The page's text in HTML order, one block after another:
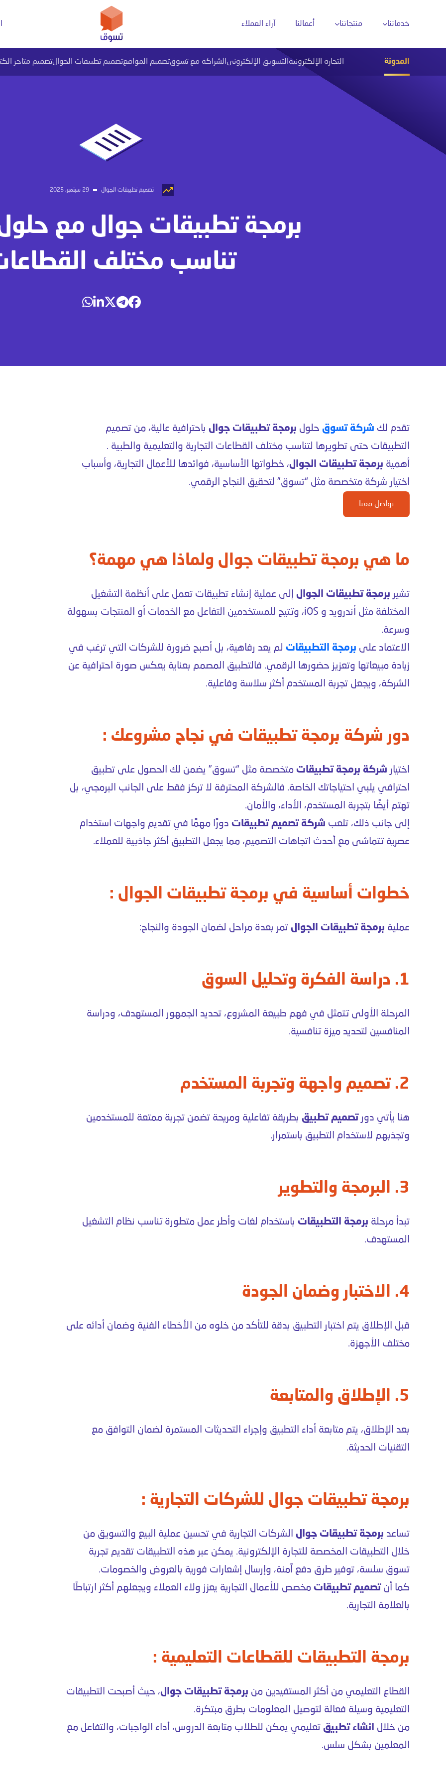
خدماتنا
خرائط جوجل
منتجاتنا أعمالنا آراء العملاء
المدونة التجارة الإلكترونية التسويق الإلكتروني الشراكة مع تسوقتصميم المواقعتصميم تطبيقات الجوالتصميم متاجر
تصميم تطبيقات الجوال 29 سبتمبر، 2025
برمجة تطبيقات جوال مع
تناسب مختلف
تقدم لك شركة تسوق حلول برمجة تطبيقات جوال باحترافية عالية، من تصميم
التطبيقات حتى تطويرها لتناسب مختلف القطاعات التجارية والتعليمية والطبية .
أهمية برمجة تطبيقات الجوال، خطواتها الأساسية، فوائدها للأعمال التجارية، وأسباب
اختيار شركة متخصصة مثل “تسوق” لتحقيق النجاح الرقمي.
تواصل معنا
ما هي برمجة تطبيقات جوال ولماذا هي مهمة؟
تشير برمجة تطبيقات الجوال إلى عملية إنشاء تطبيقات تعمل على أنظمة التشغيل
المختلفة مثل أندرويد و iOS، وتتيح للمستخدمين التفاعل مع الخدمات أو المنتجات بسهولة
وسرعة.
الاعتماد على برمجة التطبيقات لم يعد رفاهية، بل أصبح ضرورة للشركات التي ترغب في
زيادة مبيعاتها وتعزيز حضورها الرقمي. فالتطبيق المصمم بعناية يعكس صورة احترافية عن
الشركة، ويجعل تجربة المستخدم أكثر سلاسة وفاعلية.
دور شركة برمجة تطبيقات في نجاح مشروعك :
اختيار شركة برمجة تطبيقات متخصصة مثل “تسوق” يضمن لك الحصول على تطبيق
احترافي يلبي احتياجاتك الخاصة. فالشركة المحترفة لا تركز فقط على الجانب البرمجي، بل
تهتم أيضًا بتجربة المستخدم، الأداء، والأمان.
إلى جانب ذلك، تلعب شركة تصميم تطبيقات دورًا مهمًا في تقديم واجهات استخدام
عصرية تتماشى مع أحدث اتجاهات التصميم، مما يجعل التطبيق أكثر جاذبية للعملاء.
خطوات أساسية في برمجة تطبيقات الجوال :
عملية برمجة تطبيقات الجوال تمر بعدة مراحل لضمان الجودة والنجاح:
1. دراسة الفكرة وتحليل السوق
المرحلة الأولى تتمثل في فهم طبيعة المشروع، تحديد الجمهور المستهدف، ودراسة
المنافسين لتحديد ميزة تنافسية.
2. تصميم واجهة وتجربة المستخدم
هنا يأتي دورتصميم تطبيق بطريقة تفاعلية ومريحة تضمن تجربة ممتعة للمستخدمين
وتجذبهم لاستخدام التطبيق باستمرار.
3. البرمجة والتطوير
تبدأ مرحلة برمجة التطبيقات باستخدام لغات وأطر عمل متطورة تناسب نظام التشغيل
المستهدف.
4. الاختبار وضمان الجودة
قبل الإطلاق يتم اختبار التطبيق بدقة للتأكد من خلوه من الأخطاء الفنية وضمان أدائه على
مختلف الأجهزة.
5. الإطلاق والمتابعة
بعد الإطلاق، يتم متابعة أداء التطبيق وإجراء التحديثات المستمرة لضمان التوافق مع
التقنيات الحديثة.
برمجة تطبيقات جوال للشركات التجارية :
تساعد برمجة تطبيقات جوال الشركات التجارية في تحسين عملية البيع والتسويق من
خلال التطبيقات المخصصة للتجارة الإلكترونية. يمكن عبر هذه التطبيقات تقديم تجربة
تسوق سلسة، توفير طرق دفع آمنة، وإرسال إشعارات فورية بالعروض والخصومات.
كما أنتصميم تطبيقات مخصص للأعمال التجارية يعزز ولاء العملاء ويجعلهم أكثر ارتباطًا
بالعلامة التجارية.
برمجة التطبيقات للقطاعات التعليمية :
القطاع التعليمي من أكثر المستفيدين من برمجة تطبيقات جوال، حيث أصبحت التطبيقات
التعليمية وسيلة فعالة لتوصيل المعلومات بطرق مبتكرة.
من خلال انشاء تطبيق تعليمي يمكن للطلاب متابعة الدروس، أداء الواجبات، والتفاعل مع
المعلمين بشكل سلس.